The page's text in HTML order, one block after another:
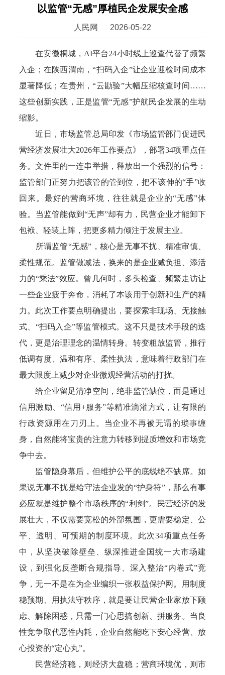
以监管“无感”厚植民企发展安全感
人民网 2026-05-22
在安徽桐城，AI平台24小时线上巡查代替了频繁
入企；在陕西渭南，“扫码入企”让企业迎检时间成本
显著降低；在贵州，“云勘验”大幅压缩核查时间……
这些创新实践，正是监管“无感”护航民企发展的生动
缩影。
近日，市场监管总局印发《市场监管部门促进民
营经济发展壮大2026年工作要点》，部署34项重点任
务。文件里的一连串举措，释放出一个强烈的信号：
监管部门正努力把该管的管到位，把不该伸的“手”收
回来。最好的营商环境，往往就是企业的“无感”体
验。当监管能做到“无声”却有力，民营企业才能卸下
包袱、轻装上阵，把更多精力倾注于发展主业。
所谓监管“无感”，核心是无事不扰、精准审慎、
柔性规范。监管做减法，换来的是企业减负担、添活
力的“乘法”效应。曾几何时，多头检查、频繁走访让
一些企业疲于奔命，消耗了本该用于创新和生产的精
力。此次工作要点明确提出，要探索非现场、无接触
式、“扫码入企”等监管模式。这不只是技术手段的迭
代，更是治理理念的温情转身。转变粗放监管，推行
低调有度、温和有序、柔性执法，意味着行政部门在
最大限度上减少对企业微观经营活动的打扰。
给企业留足清净空间，绝非监管缺位，而是通过
信用激励、“信用+服务”等精准滴灌方式，让有限的
行政资源用在刀刃上。当企业不再被无谓的琐事缠
身，自然能将宝贵的注意力转移到提质增效和市场竞
争中去。
监管隐身幕后，但维护公平的底线绝不缺席。如
果说无事不扰是给守法企业发的“护身符”，那么有事
必应就是维护整个市场秩序的“利剑”。民营经济的发
展壮大，不仅需要宽松的外部氛围，更需要稳定、公
平、透明、可预期的制度环境。此次34项重点任务
中，从坚决破除壁垒、纵深推进全国统一大市场建
设，到强化反垄断合规指导、深入整治“内卷式”竞
争，无一不是在为企业编织一张权益保护网。用制度
稳预期、用执法守秩序，就是要让民营企业家放下顾
虑、解除困惑，只需一门心思搞创新、拼服务。当良
性竞争取代恶性内耗，企业自然能吃下安心经营、放
心投资的“定心丸”。
民营经济稳，则经济大盘稳；营商环境优，则市